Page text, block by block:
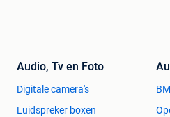
Audio, Tv en Foto
Digitale camera's
Luidspreker boxen